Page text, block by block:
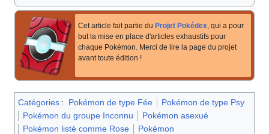
Cet article fait partie du Projet Pokédex , qui a pour
but la mise en place d'articles exhaustifs pour
chaque Pokémon. Merci de lire la page du projet
avant toute édition !
Catégories : Pokémon de type Fée
Pokémon de type Psy
Pokémon du groupe Inconnu
Pokémon asexué
Pokémon listé comme Rose
Pokémon